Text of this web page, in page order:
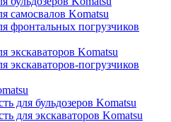
самосвалов Komatsu
фронтальных погрузчиков
экскаваторов Komatsu
экскаваторов-погрузчиков
для бульдозеров Komatsu
для экскаваторов Komatsu